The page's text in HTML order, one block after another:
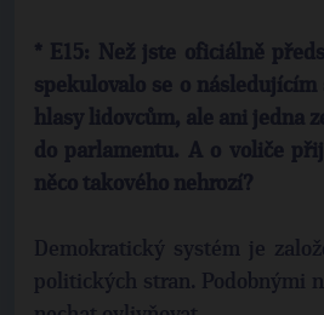
* E15: Než jste oficiálně
spekulovalo se o následujícím
hlasy lidovcům, ale ani jedna
do parlamentu. A o voliče
něco takového nehrozí?
Demokratický systém je
politických stran. Podobnými